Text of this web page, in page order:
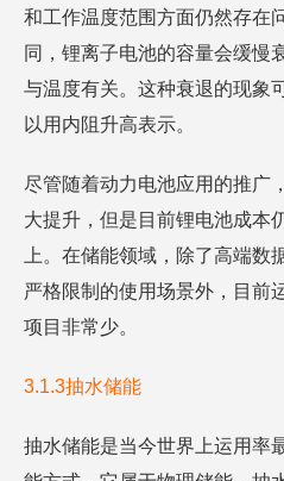
和工作温度范围方面仍然存在
同，锂离子电池的容量会缓慢
与温度有关。这种衰退的现象
以用内阻升高表示。
尽管随着动力电池应用的推广
大提升，但是目前锂电池成本
上。在储能领域，除了高端数
严格限制的使用场景外，目前
项目非常少。
3.1.3抽水储能
抽水储能是当今世界上运用率